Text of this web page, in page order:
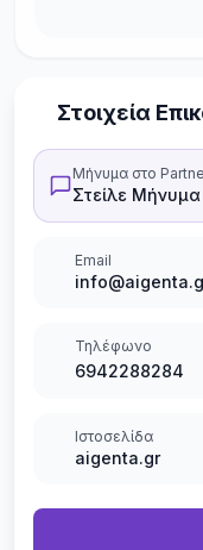
Στοιχεία
Μήνυμα στο
Στείλε Μήνυμα
Email
Τηλέφωνο
6942288284
Ιστοσελίδα
aigenta.gr